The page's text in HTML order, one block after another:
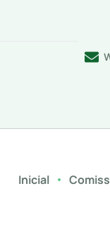
Inicial